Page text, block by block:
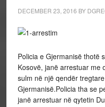
DECEMBER 23, 2016 BY
Policia e Gjermanisë thotë
Kosovë, janë arrestuar me
sulm në një qendër
Gjermanisë.Policia tha se
janë arrestuar në qytetin